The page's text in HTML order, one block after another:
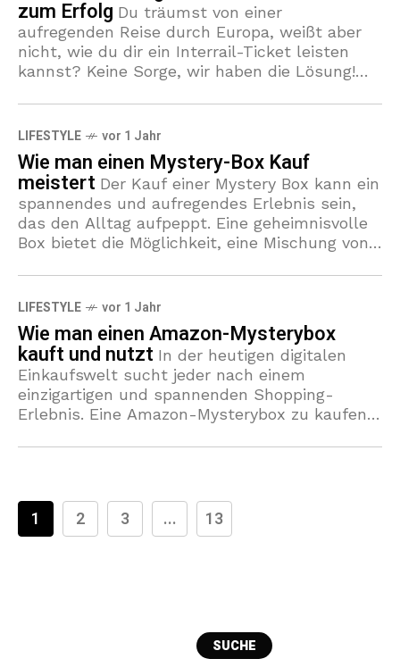
zum Erfolg Du träumst von einer
aufregenden Reise durch Europa, weißt aber
nicht, wie du dir ein Interrail-Ticket leisten
kannst? Keine Sorge, wir haben die Lösung!
LIFESTYLE vor 1 Jahr
Wie man einen Mystery-Box Kauf
meistert Der Kauf einer Mystery Box kann ein
spannendes und aufregendes Erlebnis sein,
das den Alltag aufpeppt. Eine geheimnisvolle
Box bietet die Möglichkeit, eine Mischung von
LIFESTYLE vor 1 Jahr
Wie man einen Amazon-Mysterybox
kauft und nutzt In der heutigen digitalen
Einkaufswelt sucht jeder nach einem
einzigartigen und spannenden Shopping-
Erlebnis. Eine Amazon-Mysterybox zu kaufen
Mysterybox und wie kann man
1 2 3 ... 13
SUCHE